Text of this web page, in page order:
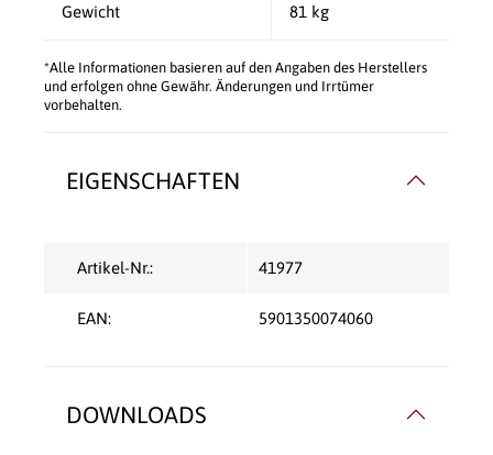
Gewicht 81 kg
*Alle Informationen basieren auf den Angaben des Herstellers
und erfolgen ohne Gewähr. Änderungen und Irrtümer
vorbehalten.
EIGENSCHAFTEN
Artikel-Nr.: 41977
EAN: 5901350074060
DOWNLOADS